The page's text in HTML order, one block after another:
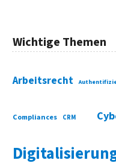
Wichtige Themen
Arbeitsrecht
Compliances CRM